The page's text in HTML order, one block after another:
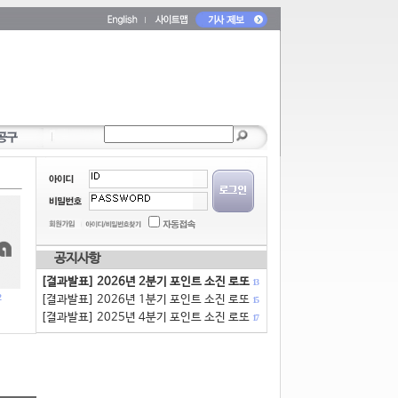
공지사항
[결과발표] 2026년 2분기 포인트 소진 로또 13
[결과발표] 2026년 1분기 포인트 소진 로또 15
[결과발표] 2025년 4분기 포인트 소진 로또 17